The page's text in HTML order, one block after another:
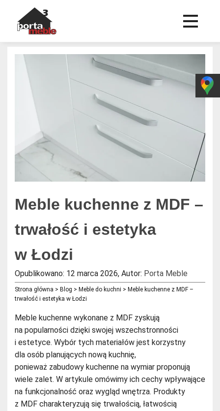
Meble kuchenne z MDF –
trwałość i estetyka
w Łodzi
Opublikowano: 12 marca 2026, Autor: Porta Meble
Strona główna > Blog > Meble do kuchni > Meble kuchenne z MDF –
trwałość i estetyka w Łodzi
Meble kuchenne wykonane z MDF zyskują
na popularności dzięki swojej wszechstronności
i estetyce. Wybór tych materiałów jest korzystny
dla osób planujących nową kuchnię,
ponieważ zabudowy kuchenne na wymiar proponują
wiele zalet. W artykule omówimy ich cechy wpływające
na funkcjonalność oraz wygląd wnętrza. Produkty
z MDF charakteryzują się trwałością, łatwością